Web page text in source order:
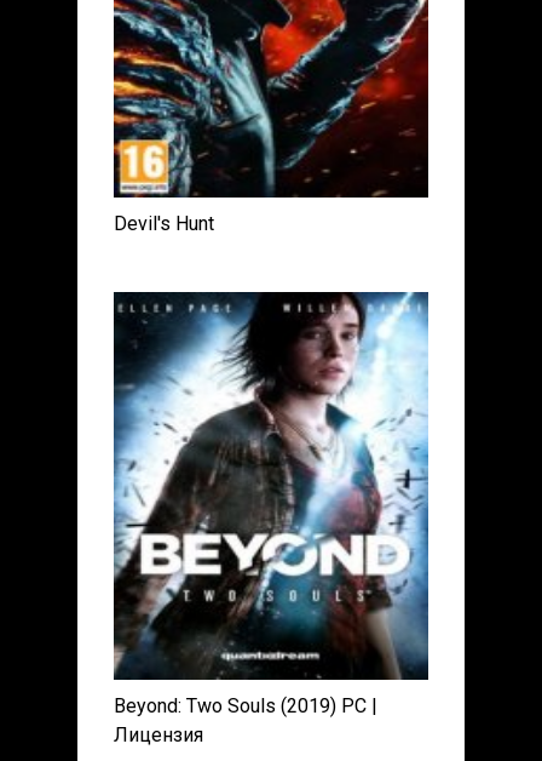
Devil's Hunt
Beyond: Two Souls (2019) PC |
Лицензия